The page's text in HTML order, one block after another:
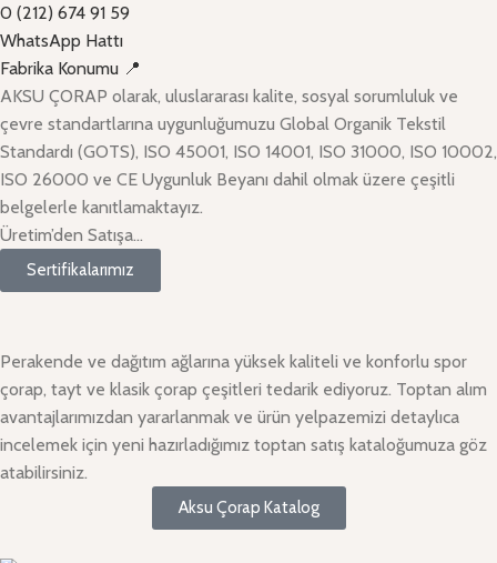
0 (212) 674 91 59
WhatsApp Hattı
Fabrika Konumu 📍
AKSU ÇORAP olarak, uluslararası kalite, sosyal sorumluluk ve
çevre standartlarına uygunluğumuzu Global Organik Tekstil
Standardı (GOTS), ISO 45001, ISO 14001, ISO 31000, ISO 10002,
ISO 26000 ve CE Uygunluk Beyanı dahil olmak üzere çeşitli
belgelerle kanıtlamaktayız.
Üretim’den Satışa…
Sertifikalarımız
Perakende ve dağıtım ağlarına yüksek kaliteli ve konforlu spor
çorap, tayt ve klasik çorap çeşitleri tedarik ediyoruz. Toptan alım
avantajlarımızdan yararlanmak ve ürün yelpazemizi detaylıca
incelemek için yeni hazırladığımız toptan satış kataloğumuza göz
atabilirsiniz.
Aksu Çorap Katalog